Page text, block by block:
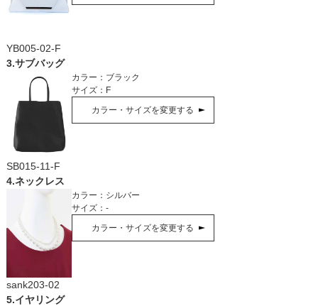
YB005-02-F
3.サブバッグ
カラー： ブラック
サイズ： F
カラー・サイズを変更する
SB015-11-F
4.ネックレス
カラー： シルバー
サイズ： -
カラー・サイズを変更する
sank203-02
5.イヤリング